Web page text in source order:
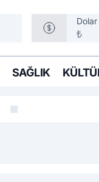
Dolar
₺
SAĞLIK